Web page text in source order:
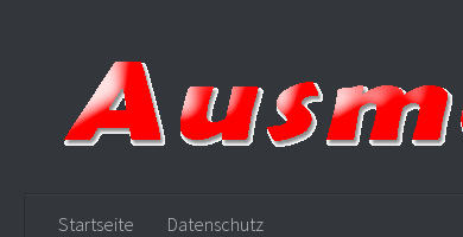
Startseite Datenschutz